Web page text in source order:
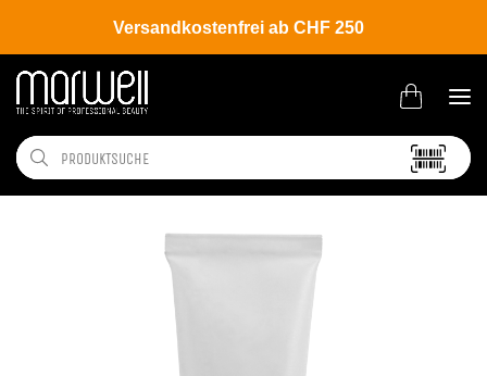
Versandkostenfrei ab CHF 250
Shop Brands Davines Colour